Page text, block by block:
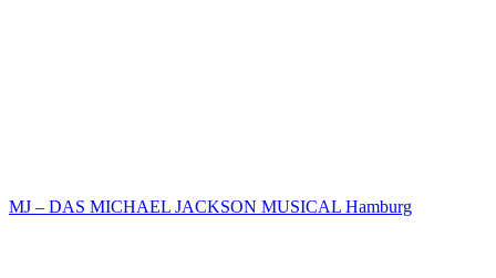
MJ – DAS MICHAEL JACKSON MUSICAL Hamburg